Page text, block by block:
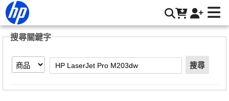
【HP LaserJet Pro M203dw】搜尋結果 | HP® 惠普台灣原廠
搜尋關鍵字
搜尋